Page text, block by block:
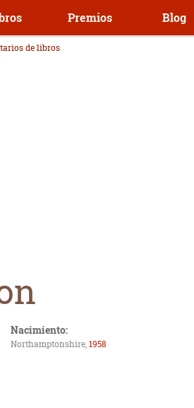
Premios Blog
de libros
Nacimiento:
Northamptonshire,1958